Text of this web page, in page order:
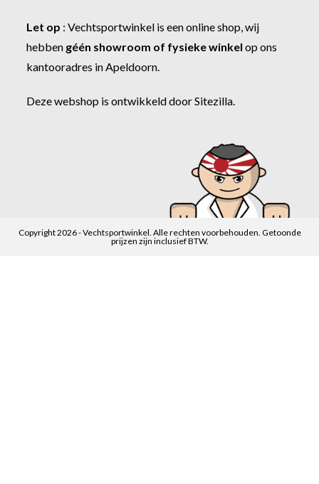
Let op :Vechtsportwinkel is een online shop, wij
hebben géén showroom of fysieke winkel op ons
kantooradres in Apeldoorn.
Deze webshop is ontwikkeld doorSitezilla
Copyright 2026 - Vechtsportwinkel. Alle rechten voorbehouden. Getoonde
prijzen zijn inclusief BTW.